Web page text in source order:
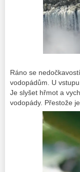
Ráno se
vodopádům. U
Je slyšet hřmot a
vodopády. Přestože